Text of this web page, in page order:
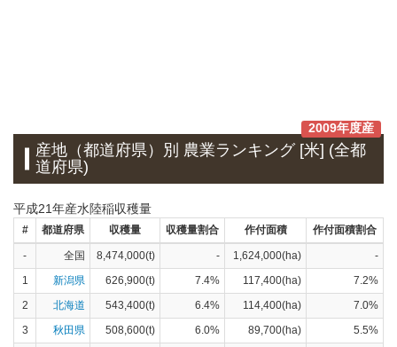
2009年度産
産地（都道府県）別 農業ランキング [米] (全都
道府県)
平成21年産水陸稲収穫量
# 都道府県 収穫量 収穫量割合 作付面積 作付面積割合
- 全国 8,474,000(t) - 1,624,000(ha)
-
1
新潟県 626,900(t) 7.4% 117,400(ha)
7.2%
2
北海道 543,400(t) 6.4% 114,400(ha)
7.0%
3
秋田県 508,600(t) 6.0% 89,700(ha)
5.5%